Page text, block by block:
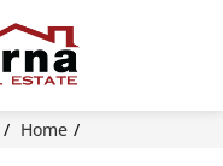
Home